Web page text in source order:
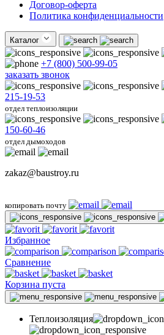
Договор-оферта
Политика конфиденциальности
Каталог
+7 (800) 500-99-05
заказать звонок
215-19-53
отдел теплоизоляции
150-60-46
отдел дымоходов
zakaz@baustroy.ru
копировать почту
Избранное
Сравнение
Корзина пуста
Теплоизоляция